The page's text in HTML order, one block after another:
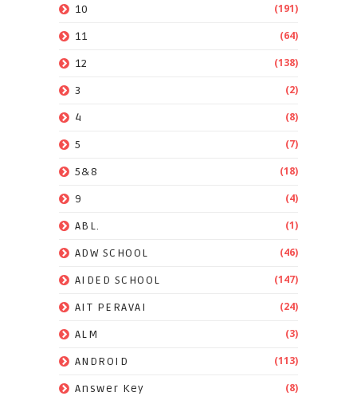
10 (191)
11 (64)
12 (138)
3 (2)
4 (8)
5 (7)
5&8 (18)
9 (4)
ABL. (1)
ADW SCHOOL (46)
AIDED SCHOOL (147)
AIT PERAVAI (24)
ALM (3)
ANDROID (113)
Answer Key (8)